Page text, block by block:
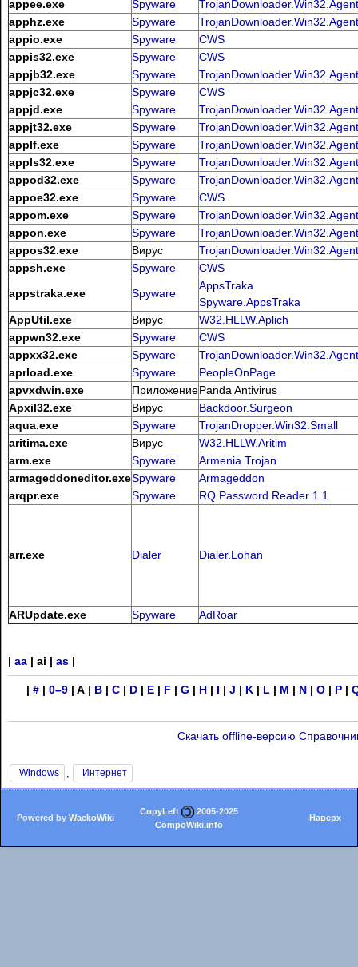
appee.exe Spyware
TrojanDownloader.Win32.Agent
apphz.exe
Spyware
TrojanDownloader.Win32.Agent
appio.exe
Spyware
CWS
appis32.exe
Spyware
CWS
appjb32.exe
Spyware
TrojanDownloader.Win32.Agent
appjc32.exe
Spyware
CWS
appjd.exe
Spyware
TrojanDownloader.Win32.Agent
appjt32.exe
Spyware
TrojanDownloader.Win32.Agent
applf.exe
Spyware
TrojanDownloader.Win32.Agent
appls32.exe
Spyware
TrojanDownloader.Win32.Agent
appod32.exe
Spyware
TrojanDownloader.Win32.Agent
appoe32.exe
Spyware
CWS
appom.exe
Spyware
TrojanDownloader.Win32.Agent
appon.exe
Spyware
TrojanDownloader.Win32.Agent
appos32.exe
Вирус
TrojanDownloader.Win32.Agent
appsh.exe
Spyware
CWS
appstraka.exe
Spyware
AppsTraka
Spyware.AppsTraka
AppUtil.exe
Вирус
W32.HLLW.Aplich
appwn32.exe
Spyware
CWS
appxx32.exe
Spyware
TrojanDownloader.Win32.Agent
aprload.exe
Spyware
PeopleOnPage
apvxdwin.exe
ПриложениеPanda Antivirus
Apxil32.exe
Вирус
Backdoor.Surgeon
aqua.exe
Spyware
TrojanDropper.Win32.Small
aritima.exe
Вирус
W32.HLLW.Aritim
arm.exe
Spyware
Armenia Trojan
armageddoneditor.exeSpyware
Armageddon
arqpr.exe
Spyware RQ Password Reader 1.1
arr.exe Dialer Dialer.Lohan
ARUpdate.exe Spyware AdRoar
| aa | ai | as |
| #| 0–9| A | B| C| D| E| F | G | H| I | J | K| L | M | N| O| P|
Скачать offline-версию
Windows Интернет
Powered by WackoWiki
CopyLeft
2005-2025
CompoWiki.info
Наверх